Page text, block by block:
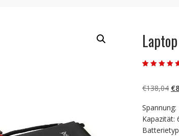
basierend auf
€138,04 €
Spannung:
Kapazität: